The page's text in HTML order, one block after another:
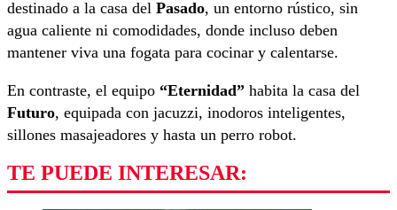
destinado a la casa del Pasado, un entorno rústico, sin
agua caliente ni comodidades, donde incluso deben
mantener viva una fogata para cocinar y calentarse.
En contraste, el equipo “Eternidad” habita la casa del
Futuro, equipada con jacuzzi, inodoros inteligentes,
sillones masajeadores y hasta un perro robot.
TE PUEDE INTERESAR: